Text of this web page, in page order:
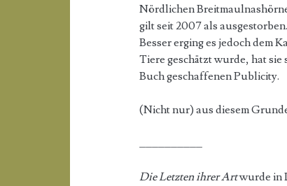
Nördlichen
gilt seit 2007 als ausgestorben.
Besser erging es jedoch dem
Tiere geschätzt wurde, hat
Buch geschaffenen Publicity.
(Nicht nur) aus diesem
__________
Die Letzten ihrer Artwurde in